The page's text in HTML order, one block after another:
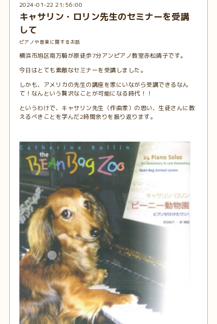
2024-01-22 21:56:00
キャサリン・ロリン先生のセミナーを受講
して
ピアノや音楽に関するお話
横浜市旭区南万騎が原徒歩7分アンピアノ教室赤松靖子です。
今日はとても素敵なセミナーを受講しました。
しかも、アメリカの先生の講座を家にいながら受講できるなん
て！なんという贅沢なことが可能になる時代！！
というわけで、キャサリン先生（作曲家）の思い、生徒さんに教
えるべきことを学んだ2時間余りを振り返ります。